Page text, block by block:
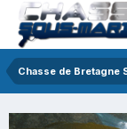
Chasse de Bretagne